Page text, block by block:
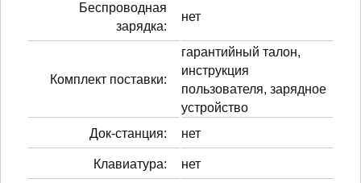
Беспроводная
зарядка:
нет
Комплект поставки:
гарантийный талон,
инструкция
пользователя, зарядное
устройство
Док-станция:
нет
Клавиатура: нет